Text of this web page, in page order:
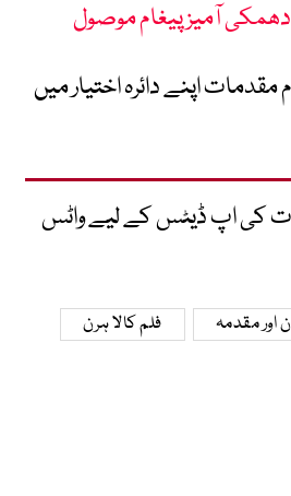
آمیز پیغام موصول
مقدمات اپنے دائرہ اختیار میں
کی اپ ڈیٹس کے لیے واٹس
اور مقدمہ
فلم کالا ہرن